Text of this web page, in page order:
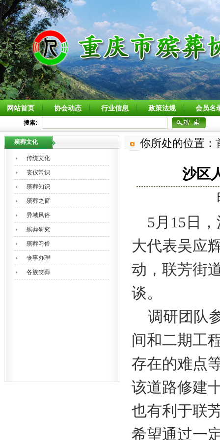
网站首页 协会动态 行业信息 政策法规 会员名
搜索:
殡葬文化
传统文化
丧仪常识
殡葬知识
殡葬之窗
异域风俗
殡葬研究
殡葬习俗
丧事办理
各族丧葬
你所处的位置：
沙区
5月15日
大代表吴应
动，联芳街
谈。
调研团队
间和二期工
存在的难点
该道路修建
也有利于联
希望通过一